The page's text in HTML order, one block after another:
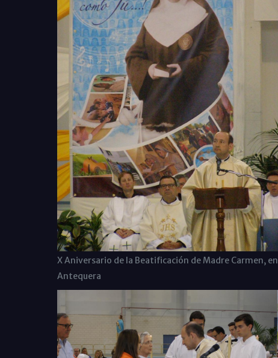
X Aniversario de la Beatificación de Madre Carmen, en
Antequera